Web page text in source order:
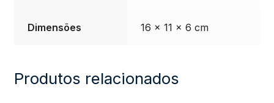
Dimensões 16 × 11 × 6 cm
Produtos relacionados